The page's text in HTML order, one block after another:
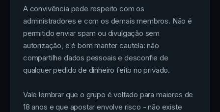
A convivência pede respeito com os
administradores e com os demais membros. Não é
permitido enviar spam ou divulgação sem
autorização, e é bom manter cautela: não
compartilhe dados pessoais e desconfie de
qualquer pedido de dinheiro feito no privado.
Vale lembrar que o grupo é voltado para maiores de
18 anos e que apostar envolve risco - não existe